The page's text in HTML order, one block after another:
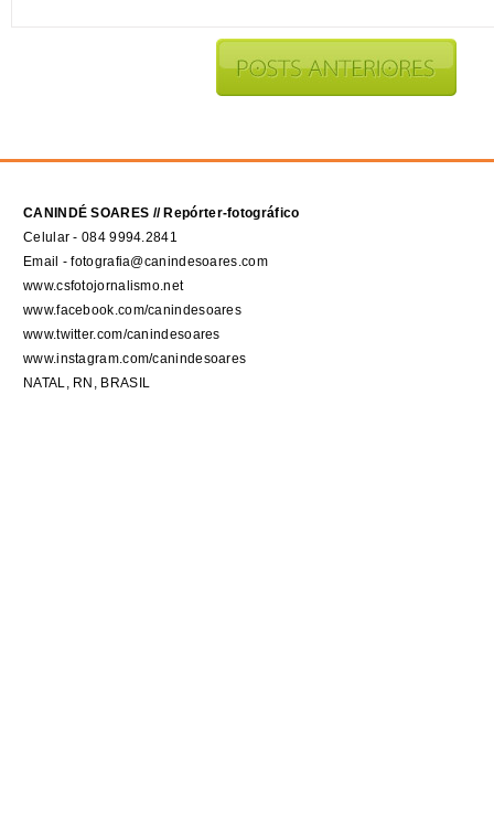
CANINDÉ SOARES // Repórter-fotográfico
Celular - 084 9994.2841
Email - fotografia@canindesoares.com
www.csfotojornalismo.net
www.facebook.com/canindesoares
www.twitter.com/canindesoares
www.instagram.com/canindesoares
NATAL, RN, BRASIL